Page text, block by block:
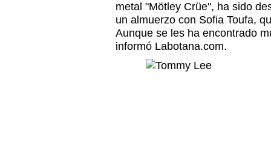
metal "Mötley Crüe", ha sido
un almuerzo con Sofia Toufa,
Aunque se les ha encontrado
informó Labotana.com.